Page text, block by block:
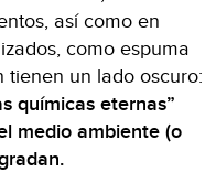
así como en
como espuma
tienen un lado oscuro:
químicas eternas”
medio ambiente (o